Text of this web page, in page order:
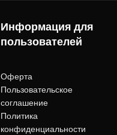
Информация для
пользователей
Оферта
Пользовательское
соглашение
Политика
конфиденциальности